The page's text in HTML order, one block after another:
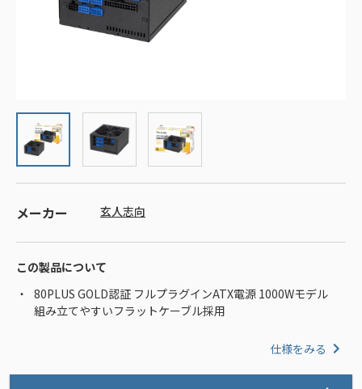
メーカー 玄人志向
この製品について
80PLUS GOLD認証 フルプラグインATX電源 1000Wモデル
組み立てやすいフラットケーブル採用
仕様をみる